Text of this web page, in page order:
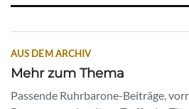
AUS DEM ARCHIV
Mehr zum Thema
Passende Ruhrbarone-Beiträge,